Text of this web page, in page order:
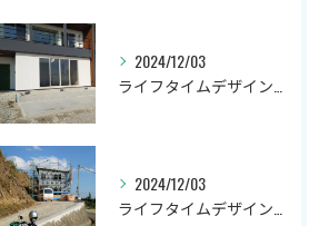
2024/12/03
2024/12/03